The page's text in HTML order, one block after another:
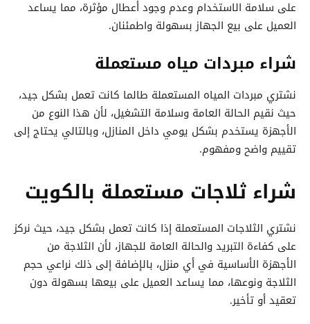
على سلامة الاستخدام وعدم وجود أعطال مؤثرة، مما يساعد
العميل على بيع الجهاز بسهولة واطمئنان.
شراء مبردات مياه مستعملة
نشتري مبردات المياه المستعملة طالما كانت تعمل بشكل جيد،
حيث نقيم الحالة العامة وسلامة التشغيل، لأن هذا النوع من
الأجهزة يستخدم بشكل يومي داخل المنازل، وبالتالي يحتاج إلى
تقييم واضح ومفهوم.
شراء ثلاجات مستعملة بالكويت
نشتري الثلاجات المستعملة إذا كانت تعمل بشكل جيد، حيث نركز
على كفاءة التبريد والحالة العامة للجهاز، لأن الثلاجة من
الأجهزة الأساسية في أي منزل، بالإضافة إلى ذلك نراعي حجم
الثلاجة ونوعها، مما يساعد العميل على بيعها بسهولة دون
تعقيد أو تأخير.